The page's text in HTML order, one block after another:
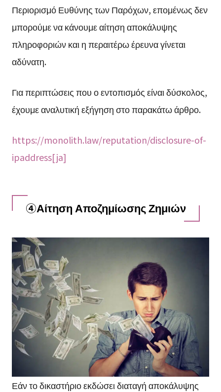
Περιορισμό Ευθύνης των Παρόχων, επομένως δεν
μπορούμε να κάνουμε αίτηση αποκάλυψης
πληροφοριών και η περαιτέρω έρευνα γίνεται
αδύνατη.
Για περιπτώσεις που ο εντοπισμός είναι δύσκολος,
έχουμε αναλυτική εξήγηση στο παρακάτω άρθρο.
https://monolith.law/reputation/disclosure-of-
ipaddress[ja]
④Αίτηση Αποζημίωσης Ζημιών
Εάν το δικαστήριο εκδώσει διαταγή αποκάλυψης